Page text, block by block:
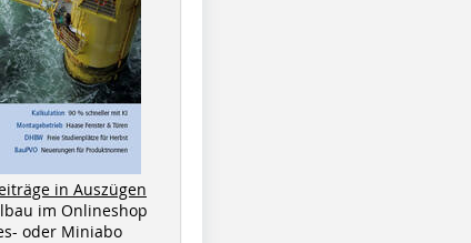
in Auszügen
im Onlineshop
oder Miniabo